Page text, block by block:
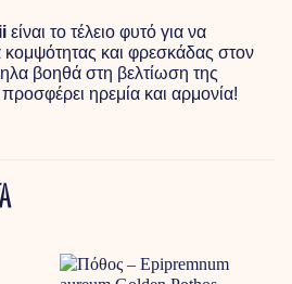
είναι το τέλειο φυτό για να
και φρεσκάδας στον
βοηθά στη βελτίωση της
ηρεμία και αρμονία!